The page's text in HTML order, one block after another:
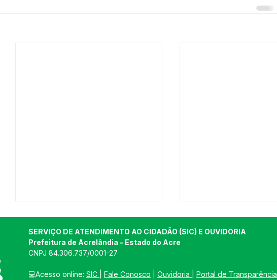
SERVIÇO DE ATENDIMENTO AO CIDADÃO (SIC) E OUVIDORIA
Prefeitura de Acrelândia - Estado do Acre
CNPJ 84.306.737/0001-27
💻Acesso online: SIC Fale Conosco Ouvidoria Portal de Transparência